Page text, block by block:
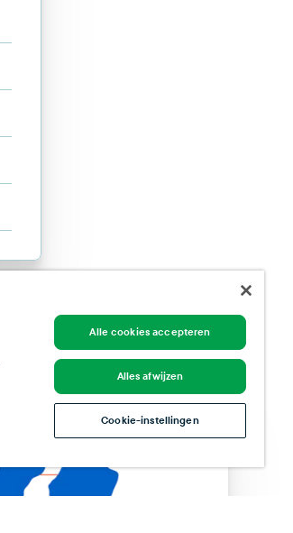
Alle cookies accepteren
Alles afwijzen
Cookie-instellingen